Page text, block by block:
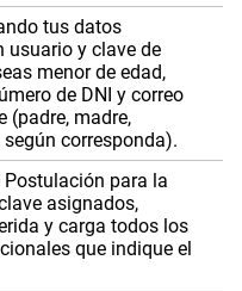
tus datos
usuario y clave de
menor de edad,
de DNI y correo
(padre, madre,
corresponda).
para la
asignados,
y carga todos los
que indique el